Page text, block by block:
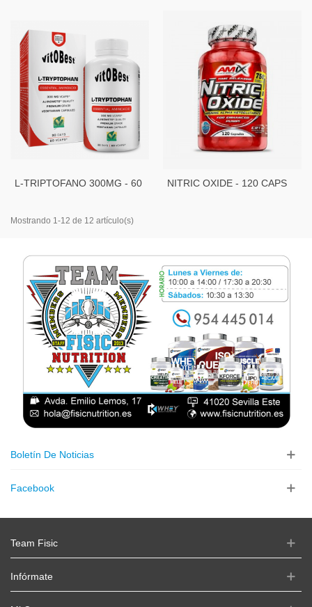
L-TRIPTOFANO 300MG - 60
NITRIC OXIDE - 120 CAPS
Mostrando 1-12 de 12 artículo(s)
Boletín De Noticias
Facebook
Team Fisic
Infórmate